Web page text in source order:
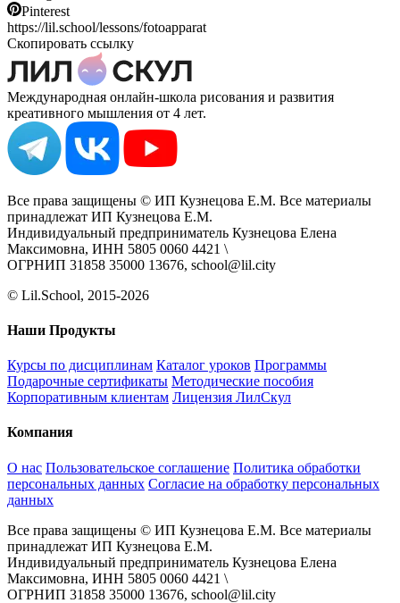
Pinterest
https://lil.school/lessons/fotoapparat
Скопировать ссылку
Международная онлайн-школа рисования и развития
креативного мышления от 4 лет.
Все права защищены © ИП Кузнецова Е.М. Все материалы
принадлежат ИП Кузнецова Е.М.
Индивидуальный предприниматель Кузнецова Елена
Максимовна, ИНН 5805 0060 4421 \
ОГРНИП 31858 35000 13676, school@lil.city
© Lil.School, 2015‐2026
Наши Продукты
Курсы по дисциплинам Каталог уроков Программы
Подарочные сертификаты Методические пособия
Корпоративным клиентам Лицензия ЛилСкул
Компания
О нас Пользовательское соглашение Политика обработки
персональных данных Согласие на обработку персональных
данных
Все права защищены © ИП Кузнецова Е.М. Все материалы
принадлежат ИП Кузнецова Е.М.
Индивидуальный предприниматель Кузнецова Елена
Максимовна, ИНН 5805 0060 4421 \
ОГРНИП 31858 35000 13676, school@lil.city